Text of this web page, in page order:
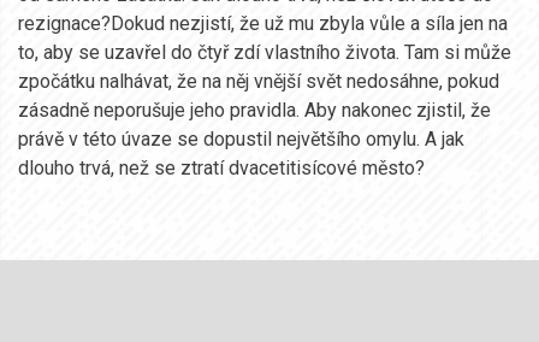
rezignace?Dokud nezjistí, že už mu zbyla vůle a síla jen na
to, aby se uzavřel do čtyř zdí vlastního života. Tam si může
zpočátku nalhávat, že na něj vnější svět nedosáhne, pokud
zásadně neporušuje jeho pravidla. Aby nakonec zjistil, že
právě v této úvaze se dopustil největšího omylu. A jak
dlouho trvá, než se ztratí dvacetitisícové město?